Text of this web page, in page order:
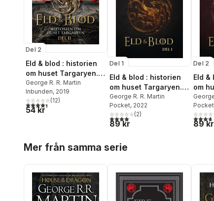
Del 2
Eld & blod : historien
om huset Targaryen.
Del II
George R. R. Martin
Inbunden, 2019
4,4utav 5 stjärnor. Totalt antal röster:
(12)
54 kr
Del 1
Eld & blod : historien
om huset Targaryen.
Del I
George R. R. Martin
Pocket, 2022
4,0utav 5 stjärnor. Totalt antal
(2)
89 kr
Del 2
Eld &
om
Del II
Pocket
3,7
89 kr
Mer från samma serie